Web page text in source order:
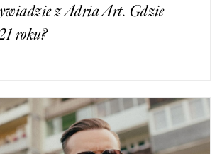
z Adria Art. Gdzie
roku?